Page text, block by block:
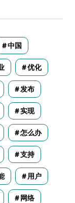
中国
优化
发布
实现
怎么办
支持
用户
网络